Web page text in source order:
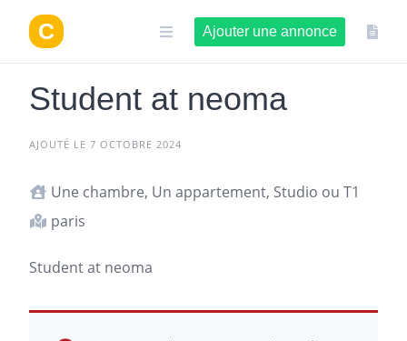
contenu
Ajouter une annonce
Student at neoma
AJOUTÉ LE 7 OCTOBRE 2024
Une chambre, Un appartement, Studio ou T1
paris
Student at neoma